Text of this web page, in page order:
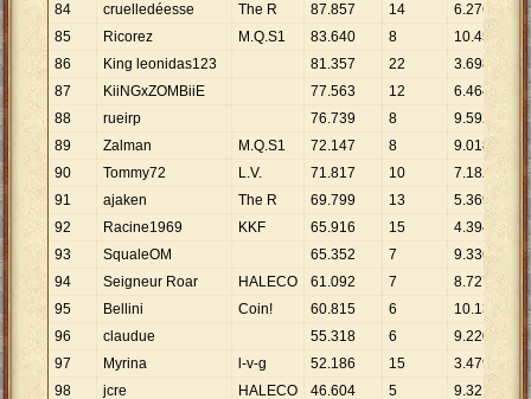
84
cruelledéesse The R 87.857 14 6.276
85
Ricorez M.Q.S1 83.640 8 10.455
86
King leonidas123 81.357 22 3.698
87
KiiNGxZOMBiiE 77.563 12 6.464
88
rueirp 76.739 8 9.592
89
Zalman M.Q.S1 72.147 8 9.018
90
Tommy72 L.V. 71.817 10 7.182
91
ajaken The R 69.799 13 5.369
92
Racine1969 KKF 65.916 15 4.394
93
SqualeOM 65.352 7 9.336
94
Seigneur Roar HALECO 61.092 7 8.727
95
Bellini Coin! 60.815 6 10.136
96
claudue 55.318 6 9.220
97
Myrina l-v-g 52.186 15 3.479
98
jcre HALECO 46.604 5 9.321